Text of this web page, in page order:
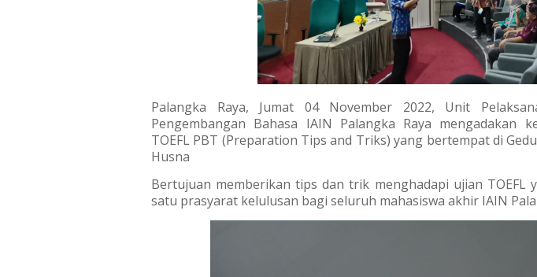
Palangka Raya, Jumat 04 November 2022, Unit
Pengembangan Bahasa IAIN Palangka Raya mengadakan
TOEFL PBT (Preparation Tips and Triks) yang bertempat di
Husna
Bertujuan memberikan tips dan trik menghadapi ujian TOEFL
satu prasyarat kelulusan bagi seluruh mahasiswa akhir IAIN